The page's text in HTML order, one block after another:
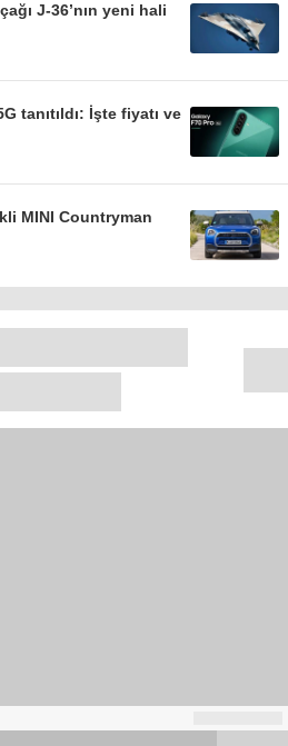
J-36’nın yeni hali
tanıtıldı: İşte fiyatı ve
MINI Countryman